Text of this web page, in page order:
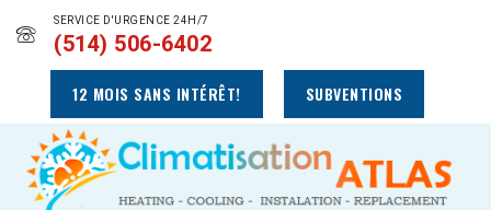
SERVICE D'URGENCE 24H/7
(514) 506-6402
12 MOIS SANS INTÉRÊT! SUBVENTIONS